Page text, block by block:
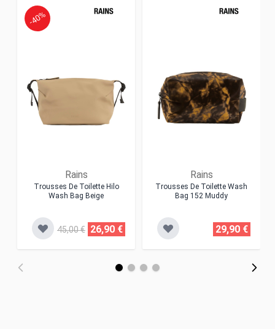
Rains
Trousses De Toilette Hilo
Wash Bag Beige
-40%
45,00 € 26,90 €
Rains
Trousses De Toilette Wash
Bag 152 Muddy
29,90 €